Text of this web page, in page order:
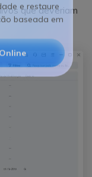
e restaure
baseada em
que deveriam